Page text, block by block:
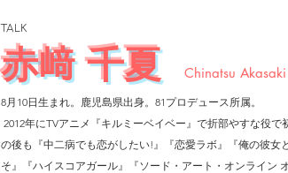
TALK
赤﨑 千夏 Chinatsu Akasaki
8月10日生まれ。鹿児島県出身。 81プロデュース所属。
2012年にTVアニメ『キルミーベイベー』で折部やすな役
の後も『中二病でも恋がしたい!』『恋愛ラボ』『俺の彼女
そ』『ハイスコアガール』『ソード・アート・オンライン